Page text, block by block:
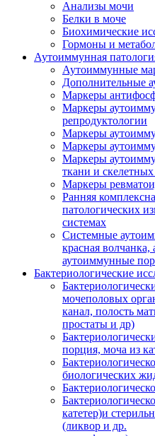
Анализы мочи
Белки в моче
Биохимические
Гормоны и
Аутоиммунная
Аутоиммунные
Дополнительные
Маркеры
Маркеры
репродуктологии
Маркеры
Маркеры
Маркеры
ткани и
Маркеры
Ранняя
патологических
системах
Системные
красная
аутоиммунные
Бактериологические
мочеполовых
канал, полость
простаты и др)
порция, моча из
биологических
катетер)и
(ликвор и др.